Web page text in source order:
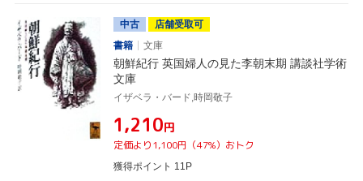
中古
店舗受取可
書籍
文庫
朝鮮紀行 英国婦人の見た李朝末期 講談社学術
文庫
イザベラ・バード,時岡敬子
¥1,210円
定価より1,100円（47%）おトク
獲得ポイント 11P